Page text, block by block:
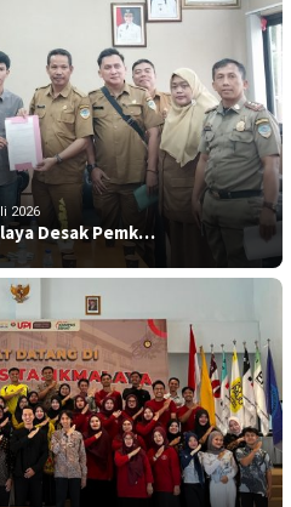
2026
Desak Pemk…